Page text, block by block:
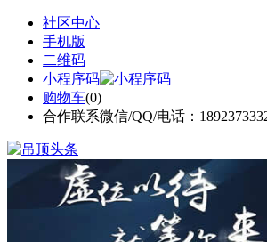
社区中心
手机版
二维码
小程序码
购物车(0)
合作联系微信/QQ/电话：